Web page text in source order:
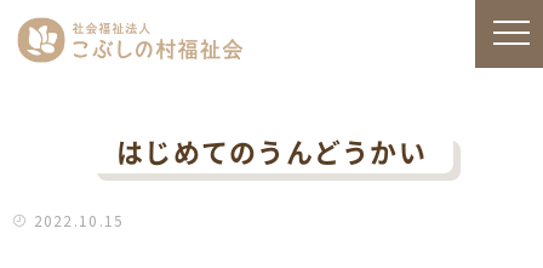
はじめてのうんどうかい
2022.10.15